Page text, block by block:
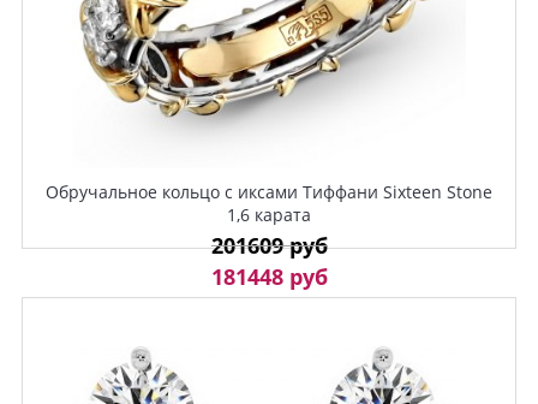
Обручальное кольцо с иксами Тиффани Sixteen Stone
1,6 карата
201609 руб
181448 руб